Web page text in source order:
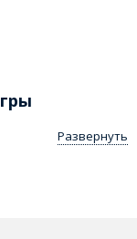
Развернуть